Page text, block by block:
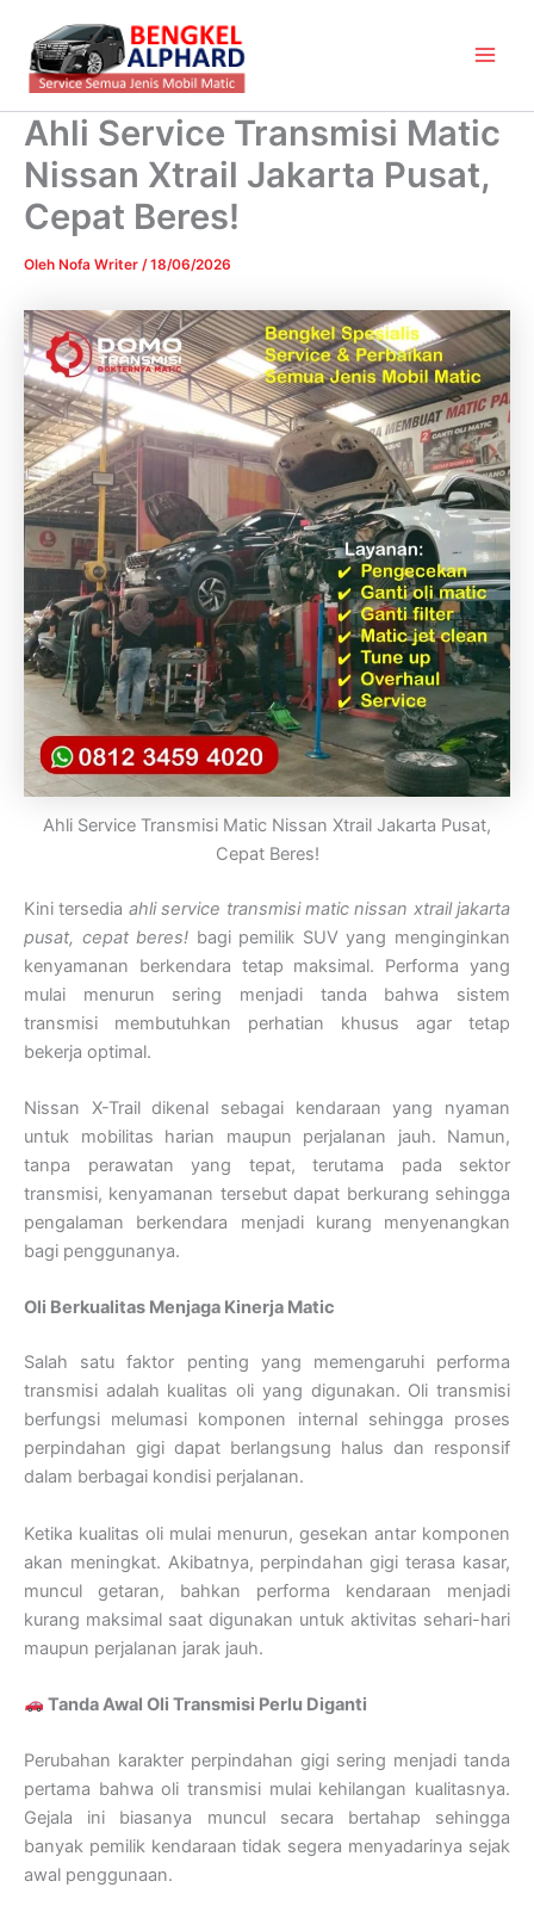
konten
Ahli Service Transmisi Matic
Nissan Xtrail Jakarta Pusat,
Cepat Beres!
Oleh Nofa Writer /18/06/2026
Ahli Service Transmisi Matic Nissan Xtrail Jakarta Pusat,
Cepat Beres!
Kini tersedia ahli service transmisi matic nissan xtrail jakarta
pusat, cepat beres! bagi pemilik SUV yang menginginkan
kenyamanan berkendara tetap maksimal. Performa yang
mulai menurun sering menjadi tanda bahwa sistem
transmisi membutuhkan perhatian khusus agar tetap
bekerja optimal.
Nissan X-Trail dikenal sebagai kendaraan yang nyaman
untuk mobilitas harian maupun perjalanan jauh. Namun,
tanpa perawatan yang tepat, terutama pada sektor
transmisi, kenyamanan tersebut dapat berkurang sehingga
pengalaman berkendara menjadi kurang menyenangkan
bagi penggunanya.
Oli Berkualitas Menjaga Kinerja Matic
Salah satu faktor penting yang memengaruhi performa
transmisi adalah kualitas oli yang digunakan. Oli transmisi
berfungsi melumasi komponen internal sehingga proses
perpindahan gigi dapat berlangsung halus dan responsif
dalam berbagai kondisi perjalanan.
Ketika kualitas oli mulai menurun, gesekan antar komponen
akan meningkat. Akibatnya, perpindahan gigi terasa kasar,
muncul getaran, bahkan performa kendaraan menjadi
kurang maksimal saat digunakan untuk aktivitas sehari-hari
maupun perjalanan jarak jauh.
Tanda Awal Oli Transmisi Perlu Diganti
Perubahan karakter perpindahan gigi sering menjadi tanda
pertama bahwa oli transmisi mulai kehilangan kualitasnya.
Gejala ini biasanya muncul secara bertahap sehingga
banyak pemilik kendaraan tidak segera menyadarinya sejak
awal penggunaan.